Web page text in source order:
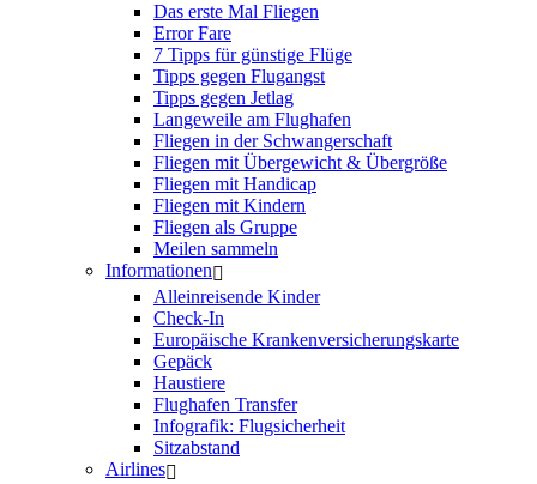
Das erste Mal Fliegen
Error Fare
7 Tipps für günstige Flüge
Tipps gegen Flugangst
Tipps gegen Jetlag
Langeweile am Flughafen
Fliegen in der Schwangerschaft
Fliegen mit Übergewicht & Übergröße
Fliegen mit Handicap
Fliegen mit Kindern
Fliegen als Gruppe
Meilen sammeln
Informationen
Alleinreisende Kinder
Check-In
Europäische Krankenversicherungskarte
Gepäck
Haustiere
Flughafen Transfer
Infografik: Flugsicherheit
Sitzabstand
Airlines